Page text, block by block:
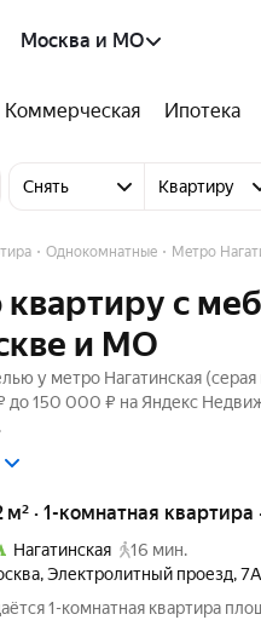
Москва и МО
Коммерческая Ипотека
Снять Квартиру
Однокомнатные Метро
с
и МО
у метро Нагатинская
до 150 000 ₽ на Яндекс
м² · 1-комнатная квартира
Нагатинская
16 мин.
,Электролитный проезд,
1-комнатная квартира